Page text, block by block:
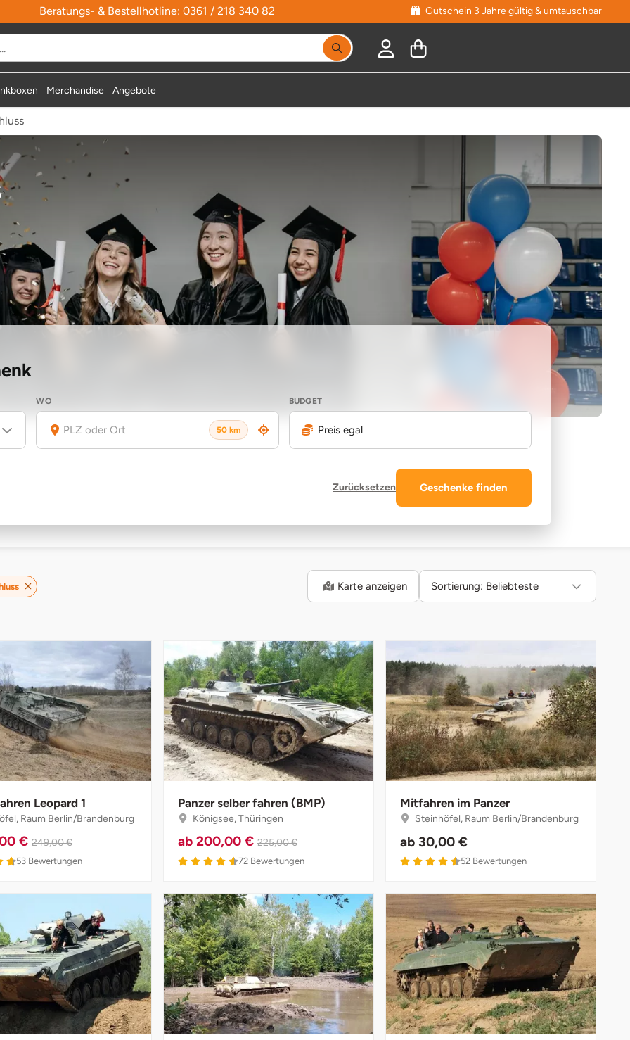
Beratungs- & Bestellhotline: 0361 / 218 340 82 Gutschein 3 Jahre gültig & umtauschbar
Merchandise Angebote
WO
50 km
BUDGET
Preis egal
Zurücksetzen Geschenke finden
Karte anzeigen Sortierung: Beliebteste
Leopard 1
Raum Berlin/Brandenburg
€ 249,00 €
53 Bewertungen
Panzer selber fahren (BMP)
Königsee, Thüringen
ab 200,00 € 225,00 €
72 Bewertungen
Mitfahren im Panzer
Steinhöfel, Raum Berlin/Brandenburg
ab 30,00 €
52 Bewertungen